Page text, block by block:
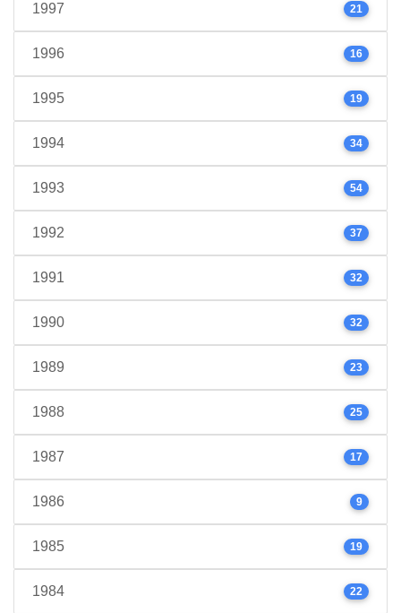
1997 21
1996 16
1995 19
1994 34
1993 54
1992 37
1991 32
1990 32
1989 23
1988 25
1987 17
1986 9
1985 19
1984 22